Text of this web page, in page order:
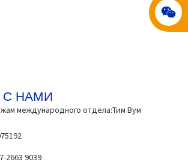
С НАМИ
международного отдела:Тим Вум
2663 9039